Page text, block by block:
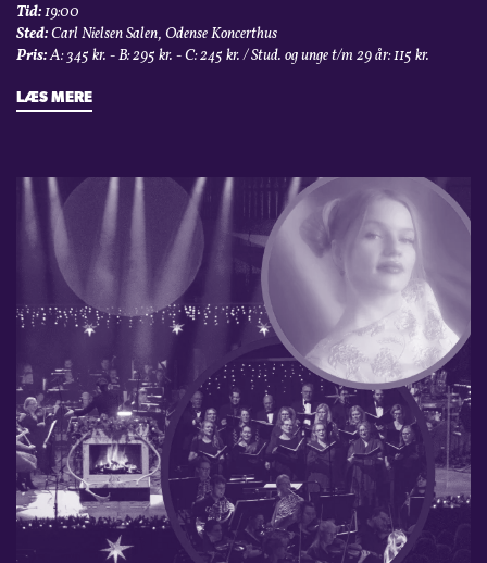
Tid:19:00
Sted:Carl Nielsen Salen, Odense Koncerthus
Pris:A: 345 kr. - B: 295 kr. - C: 245 kr. / Stud. og unge t/m 29 år: 115 kr.
LÆS MERE